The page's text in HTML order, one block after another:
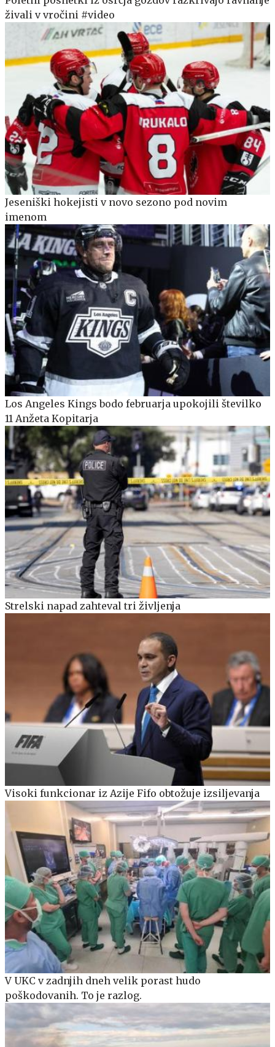
živali v vročini #video
Jeseniški hokejisti v novo sezono pod novim
imenom
Los Angeles Kings bodo februarja upokojili številko
11 Anžeta Kopitarja
Strelski napad zahteval tri življenja
Visoki funkcionar iz Azije Fifo obtožuje izsiljevanja
V UKC v zadnjih dneh velik porast hudo
poškodovanih. To je razlog.